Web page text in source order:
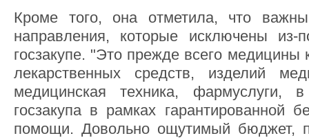
Кроме того, она отметила, что
направления, которые исключены из-
госзакупе. "Это прежде всего медицины
лекарственных средств, изделий
медицинская техника,
госзакупа в рамках гарантированной
помощи. Довольно ощутимый бюджет,